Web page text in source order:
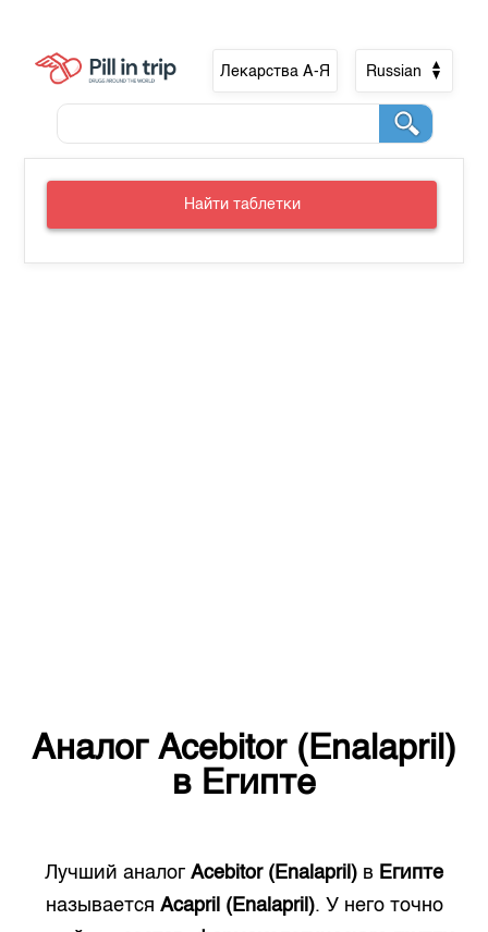
Лекарства А-Я Russian
Найти таблетки
Аналог Acebitor (Enalapril)
в Египте
Лучший аналог Acebitor (Enalapril) в Египте
называется Acapril (Enalapril). У него точно